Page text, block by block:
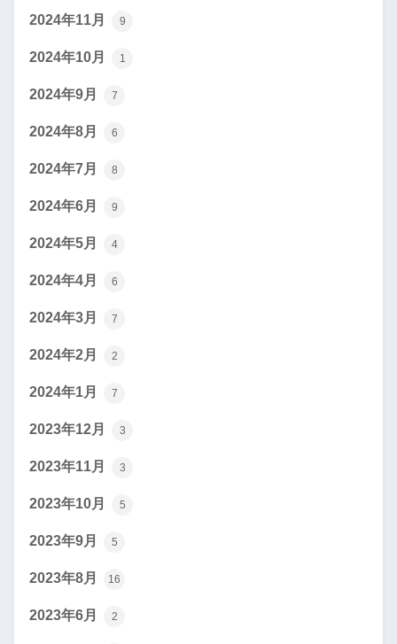
2024年11月 9
2024年10月 1
2024年9月 7
2024年8月 6
2024年7月 8
2024年6月 9
2024年5月 4
2024年4月 6
2024年3月 7
2024年2月 2
2024年1月 7
2023年12月 3
2023年11月 3
2023年10月 5
2023年9月 5
2023年8月 16
2023年6月 2